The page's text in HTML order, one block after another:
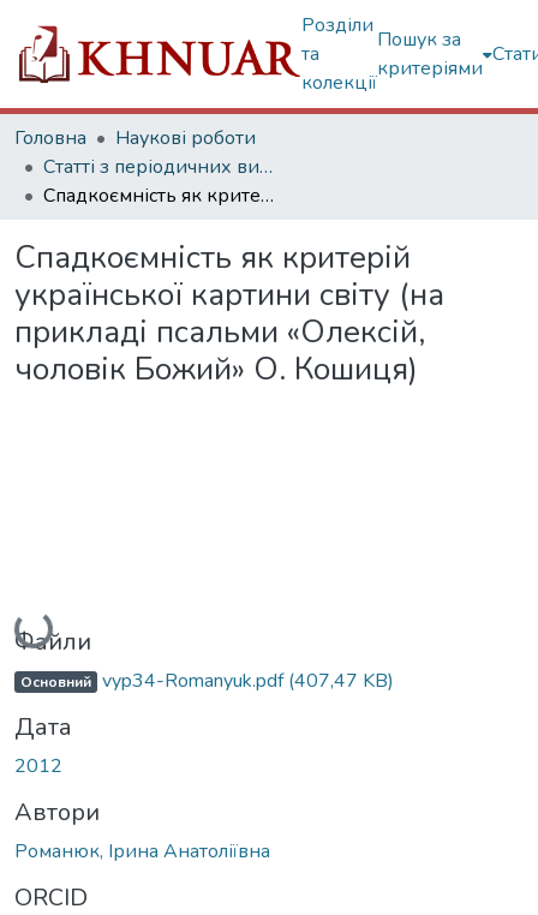
Розділи
та
колекції
Пошук за
критеріями
Головна
Наукові роботи
Статті з періодичних видань
Спадкоємність як критерій української картини світу (на прикладі псальми «Олексій, чоловік Божий» О. Кошиця)
Спадкоємність як критерій
української картини світу (на
прикладі псальми «Олексій,
чоловік Божий» О. Кошиця)
Вантажиться...
Файли
Основний vyp34-Romanyuk.pdf(407,47 KB)
Дата
2012
Автори
Романюк, Ірина Анатоліївна
ORCID